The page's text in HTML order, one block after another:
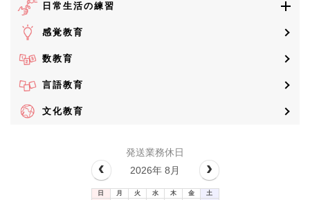
日常生活の練習
感覚教育
数教育
言語教育
文化教育
発送業務休日
2026年 8月
日 月 火 水 木 金
土